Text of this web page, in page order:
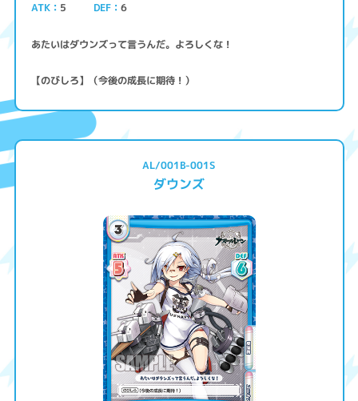
ATK 5 DEF 6
あたいはダウンズって言うんだ。よろしくな！
【のびしろ】（今後の成長に期待！）
AL/001B-001S
ダウンズ